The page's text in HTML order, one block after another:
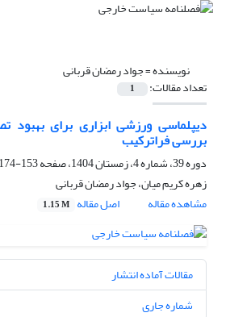
نویسنده =جواد رمضان قربانی
تعداد مقالات: 1
دیپلماسی ورزشی ابزاری برای بهبود
بررسی فراترکیب
دوره 39، شماره 4، زمستان 1404، صفحه
153-174
زهره کریم میان، جواد رمضان قربانی
مشاهده مقاله
اصل مقاله 1.15 M
مقالات آماده انتشار
شماره جاری